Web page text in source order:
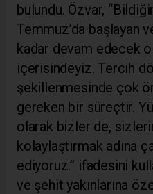
bulundu. Özvar,
Temmuz’da başlayan
kadar devam edecek
içerisindeyiz. Tercih
şekillenmesinde çok
gereken bir süreçtir.
olarak bizler de,
kolaylaştırmak adına
ediyoruz.” ifadesini
ve şehit yakınlarına